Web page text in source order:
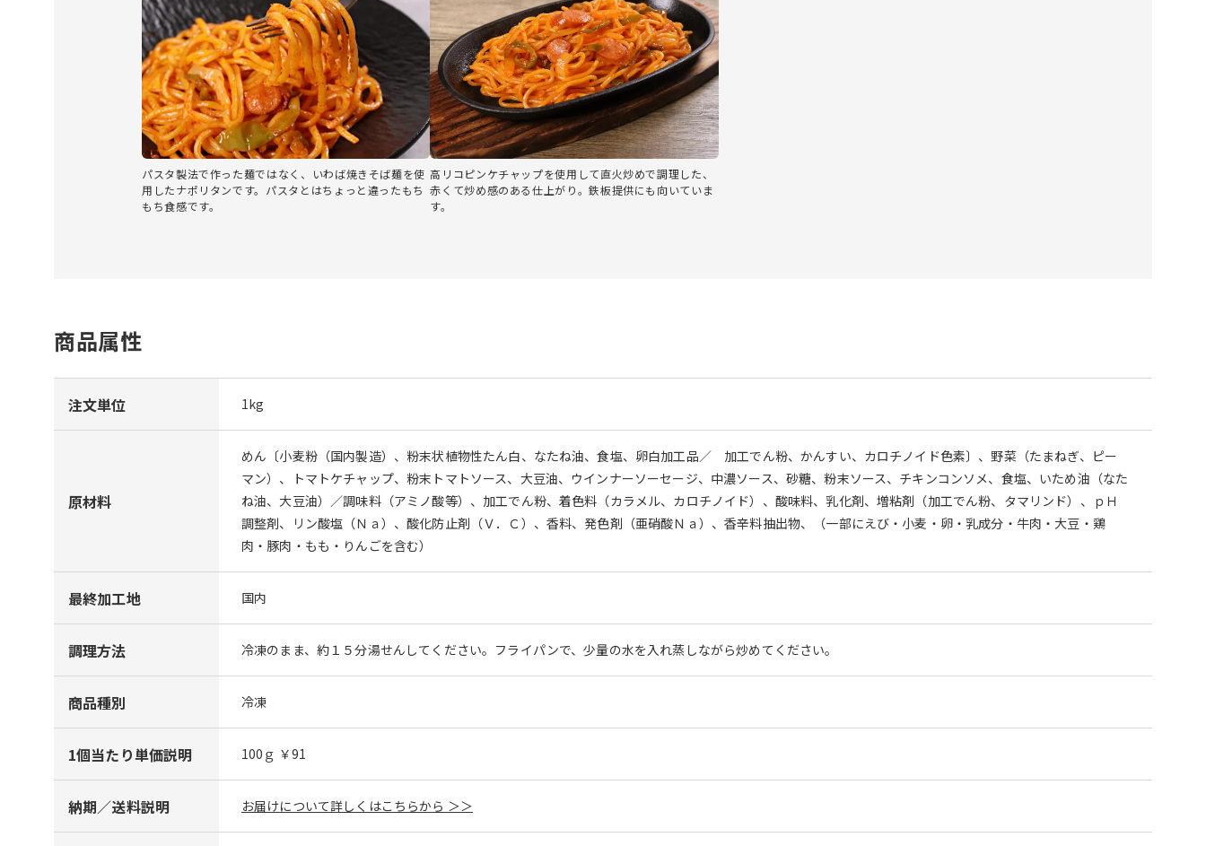
パスタ製法で作った麺ではなく、いわば焼きそば麺を使
用したナポリタンです。パスタとはちょっと違ったもち
もち食感です。
高リコピンケチャップを使用して直火炒めで調理した、
赤くて炒め感のある仕上がり。鉄板提供にも向いていま
す。
商品属性
注文単位 1kg
原材料
めん〔小麦粉（国内製造）、粉末状植物性たん白、なたね油、食塩、卵白加工品／ 加工でん粉、かんすい、カロチノイド色素〕、野菜（たまねぎ、ピー
マン）、トマトケチャップ、粉末トマトソース、大豆油、ウインナーソーセージ、中濃ソース、砂糖、粉末ソース、チキンコンソメ、食塩、いため油（なた
ね油、大豆油）／調味料（アミノ酸等）、加工でん粉、着色料（カラメル、カロチノイド）、酸味料、乳化剤、増粘剤（加工でん粉、タマリンド）、ｐＨ
調整剤、リン酸塩（Ｎａ）、酸化防止剤（Ｖ．Ｃ）、香料、発色剤（亜硝酸Ｎａ）、香辛料抽出物、（一部にえび・小麦・卵・乳成分・牛肉・大豆・鶏
肉・豚肉・もも・りんごを含む）
最終加工地 国内
調理方法 冷凍のまま、約１５分湯せんしてください。フライパンで、少量の水を入れ蒸しながら炒めてください。
商品種別 冷凍
1個当たり単価説明 100ｇ ￥91
納期／送料説明 お届けについて詳しくはこちらから ＞＞